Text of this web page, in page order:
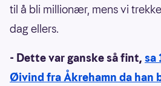
til å bli millionær, mens vi
dag ellers.
- Dette var ganske så fint, sa
Øivind fra Åkrehamn da han